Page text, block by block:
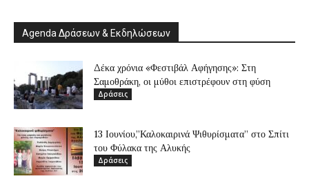
Agenda Δράσεων & Εκδηλώσεων
Δέκα χρόνια «Φεστιβάλ Αφήγησης»: Στη
Σαμοθράκη, οι μύθοι επιστρέφουν στη φύση
Δράσεις
13 Ιουνίου,”Καλοκαιρινά Ψιθυρίσματα” στο Σπίτι
του Φύλακα της Αλυκής
Δράσεις